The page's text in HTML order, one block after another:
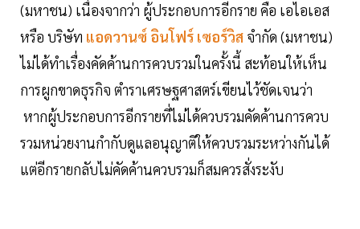
(มหาชน) เนื่องจากว่า ผู้ประกอบการอีกราย คือ เอไอเอส
หรือ บริษัท แอดวานซ์ อินโฟร์ เซอร์วิส จำกัด (มหาชน)
ไม่ได้ทำเรื่องคัดค้านการควบรวมในครั้งนี้ สะท้อนให้เห็น
การผูกขาดธุรกิจ ตำราเศรษฐศาสตร์เขียนไว้ชัดเจนว่า
หากผู้ประกอบการอีกรายที่ไม่ได้ควบรวมคัดค้านการควบ
รวมหน่วยงานกำกับดูแลอนุญาติให้ควบรวมระหว่างกันได้
แต่อีกรายกลับไม่คัดค้านควบรวมก็สมควรสั่งระงับ